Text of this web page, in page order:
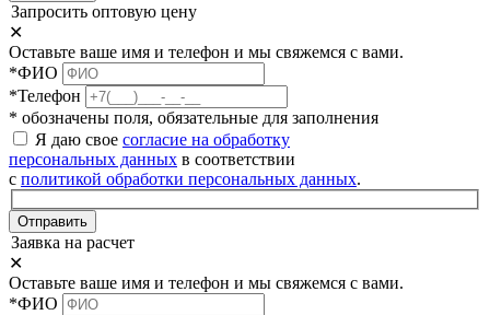
Запросить оптовую цену
✕
Оставьте ваше имя и телефон и мы свяжемся с вами.
*ФИО
*Телефон
* обозначены поля, обязательные для заполнения
Я даю свое согласие на обработку
персональных данных в соответствии
с политикой обработки персональных данных.
Отправить
Заявка на расчет
✕
Оставьте ваше имя и телефон и мы свяжемся с вами.
*ФИО